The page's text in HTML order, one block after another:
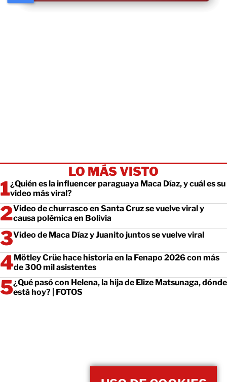
LO MÁS VISTO
¿Quién es la influencer paraguaya Maca Díaz, y cuál es su
video más viral?
Video de churrasco en Santa Cruz se vuelve viral y
causa polémica en Bolivia
Video de Maca Díaz y Juanito juntos se vuelve viral
Mötley Crüe hace historia en la Fenapo 2026 con más
de 300 mil asistentes
¿Qué pasó con Helena, la hija de Elize Matsunaga, dónde
está hoy? | FOTOS